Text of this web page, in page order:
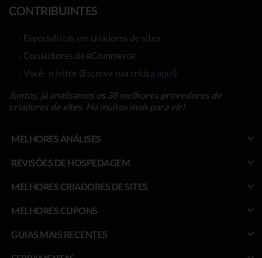
CONTRIBUINTES
- Especialistas em criadores de sites
- Consultores de eCommerce
- Você- o leitor (Escreva sua crítica aqui)
Juntos, já analisamos os 38 melhores provedores de
criadores de sites. Há muitos mais para vir!
MELHORES ANÁLISES
REVISÕES DE HOSPEDAGEM
MELHORES CRIADORES DE SITES
MELHORES CUPONS
GUIAS MAIS RECENTES